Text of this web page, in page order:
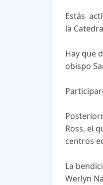
Estás
la
Hay que
obispo
Ross, el
centros
La
Werlyn